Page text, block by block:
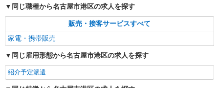
同じ職種から名古屋市港区の求人を探す
販売・接客サービスすべて
家電・携帯販売
同じ雇用形態から名古屋市港区の求人を探す
紹介予定派遣